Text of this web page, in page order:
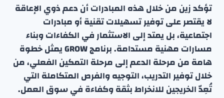
تؤكد زين من خلال هذه المبادرات أن دعم ذوي الإعاقة
لا يقتصر على توفير تسهيلات تقنية أو مبادرات
اجتماعية، بل يمتد إلى الاستثمار في الكفاءات وبناء
مسارات مهنية مستدامة. برنامج GROW يمثل خطوة
هامة من مرحلة الدعم إلى مرحلة التمكين الفعلي، من
خلال توفير التدريب، التوجيه والفرص المتكاملة التي
تُعِدّ الخريجين للانخراط بثقة وكفاءة في سوق العمل.